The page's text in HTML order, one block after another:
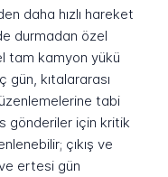
daha hızlı hareket
durmadan özel
tam kamyon yükü
kıtalararası
tabi
gönderiler için kritik
çıkış ve
ertesi gün